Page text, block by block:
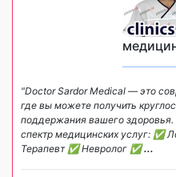
"Doctor Sardor Medical — это
где вы можете получить
поддержания вашего
спектр медицинских услуг: ✅️
Терапевт ✅️ Невролог ✅...